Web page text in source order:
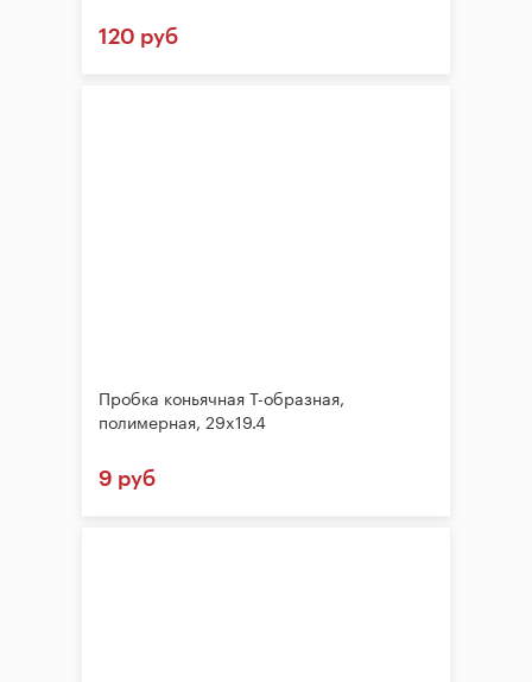
120 руб
Пробка коньячная Т-образная,
полимерная, 29x19.4
9 руб